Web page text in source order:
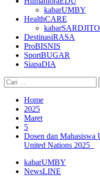
kabarUMBY
HealthCARE
kabarSARDJITO
DestinasiRASA
ProBISNIS
SportBUGAR
SiapaDIA
Cari
untuk:
Home
2025
Maret
5
Dosen dan
United Nations 2025
kabarUMBY
NewsLINE